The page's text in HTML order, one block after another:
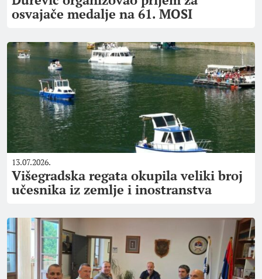
osvajače medalje na 61. MOSI
13.07.2026.
Višegradska regata okupila veliki broj
učesnika iz zemlje i inostranstva